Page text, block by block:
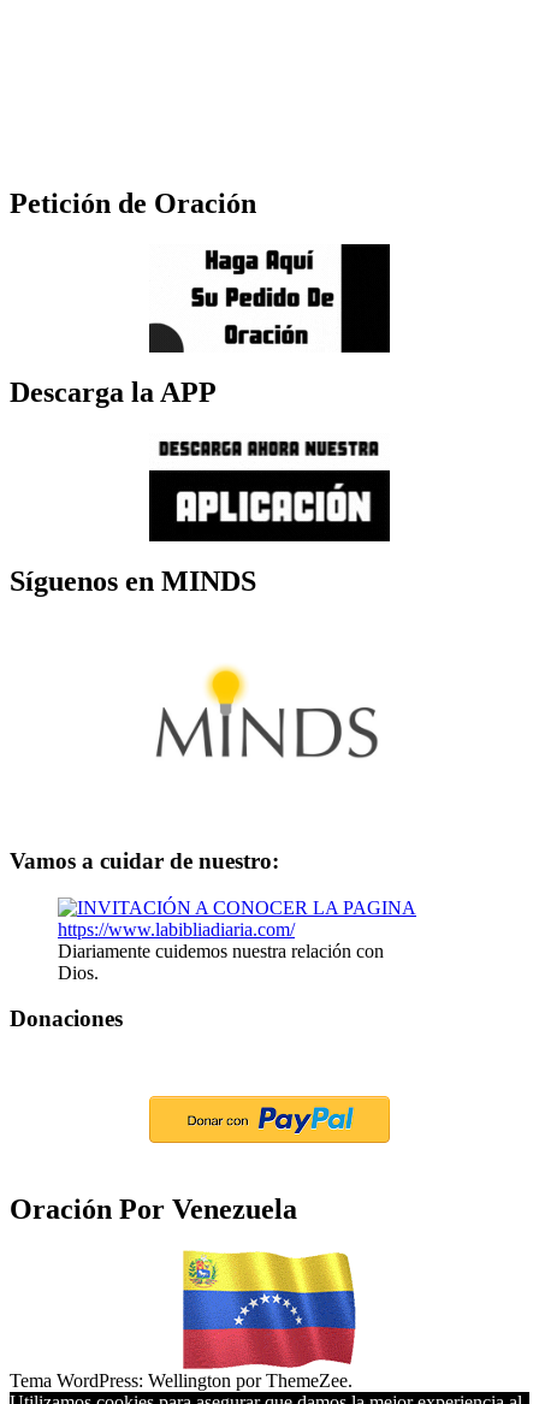
Petición de Oración
Descarga la APP
Síguenos en MINDS
Vamos a cuidar de nuestro:
Diariamente cuidemos nuestra relación con
Dios.
Donaciones
Oración Por Venezuela
Tema WordPress: Wellington por ThemeZee.